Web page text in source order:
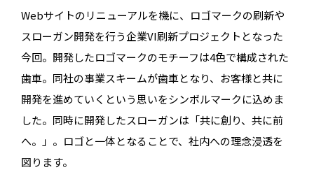
Webサイトのリニューアルを機に、ロゴマークの刷新や
スローガン開発を行う企業VI刷新プロジェクトとなった
今回。開発したロゴマークのモチーフは4色で構成された
歯車。同社の事業スキームが歯車となり、お客様と共に
開発を進めていくという思いをシンボルマークに込めま
した。同時に開発したスローガンは「共に創り、共に前
へ。」。ロゴと一体となることで、社内への理念浸透を
図ります。